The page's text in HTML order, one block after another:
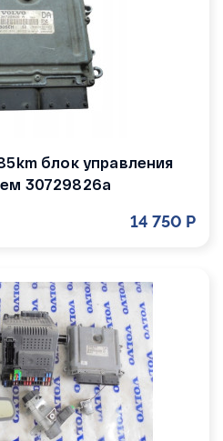
блок управления
30729826a
14 750 Р